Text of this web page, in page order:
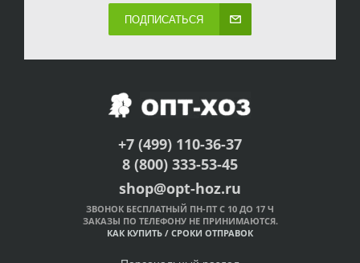
ПОДПИСАТЬСЯ
+7 (499) 110-36-37
8 (800) 333-53-45
shop@opt-hoz.ru
ЗВОНОК БЕСПЛАТНЫЙ ПН-ПТ С 10 ДО 17 Ч
ЗАКАЗЫ ПО ТЕЛЕФОНУ НЕ ПРИНИМАЮТСЯ.
КАК КУПИТЬ / СРОКИ ОТПРАВОК